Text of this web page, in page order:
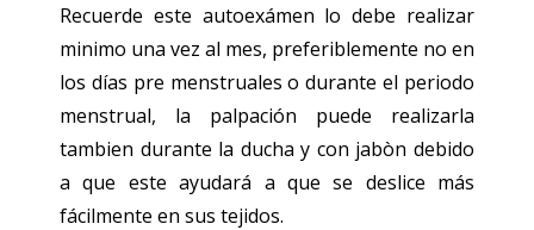
Recuerde este autoexámen lo debe realizar
minimo una vez al mes, preferiblemente no en
los días pre menstruales o durante el periodo
menstrual, la palpación puede realizarla
tambien durante la ducha y con jabòn debido
a que este ayudará a que se deslice más
fácilmente en sus tejidos.